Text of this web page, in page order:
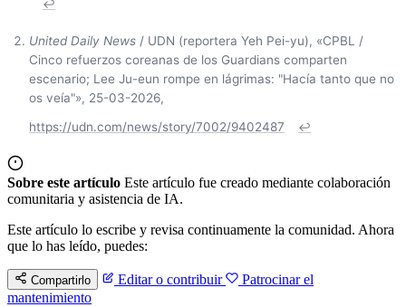
↩
United Daily News / UDN (reportera Yeh Pei-yu), «CPBL /
Cinco refuerzos coreanas de los Guardians comparten
escenario; Lee Ju-eun rompe en lágrimas: "Hacía tanto que no
os veía"», 25-03-2026,
https://udn.com/news/story/7002/9402487
↩
Sobre este artículo Este artículo fue creado mediante colaboración
comunitaria y asistencia de IA.
Este artículo lo escribe y revisa continuamente la comunidad. Ahora
que lo has leído, puedes:
Compartirlo Editar o contribuir
Patrocinar el
mantenimiento